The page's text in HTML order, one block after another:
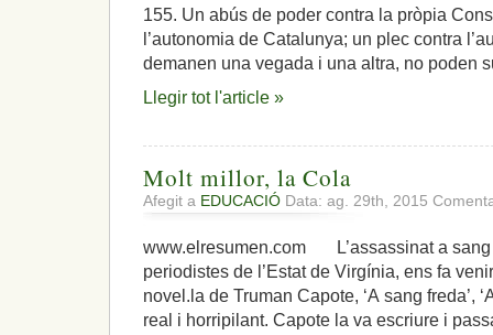
155. Un abús de poder contra la pròpia
l’autonomia de Catalunya; un plec contra
demanen una vegada i una altra, no poden
Llegir tot l'article »
Molt millor, la Cola
Afegit a EDUCACIÓ Data: ag. 29th, 2015
www.elresumen.com L’assassinat a sang
periodistes de l’Estat de Virgínia, ens fa
novel.la de Truman Capote, ‘A sang freda’,
real i horripilant. Capote la va escriure i